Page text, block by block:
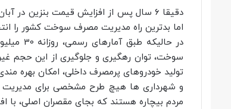
اما بدترین راه مدیریت مصرف سوخت کشور را
در
سوخت، توان رهگیری و جلوگیری از این حجم
تولید خودروهای پرمصرف داخلی، امکان بهره
و شهرداری ها هیچ طرح مشخصی برای مدیریت
مردم بیچاره هستند که بجای مقصران اصلی،